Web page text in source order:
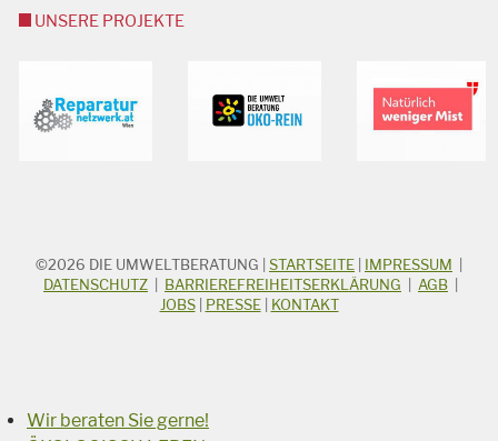
UNSERE PROJEKTE
STICHWORTSUCHE
Suchbegriff
©2026 DIE UMWELTBERATUNG STARTSEITE IMPRESSUM
DATENSCHUTZ
BARRIEREFREIHEITSERKLÄRUNG AGB
JOBS| PRESSE| KONTAKT
Wir beraten Sie gerne!